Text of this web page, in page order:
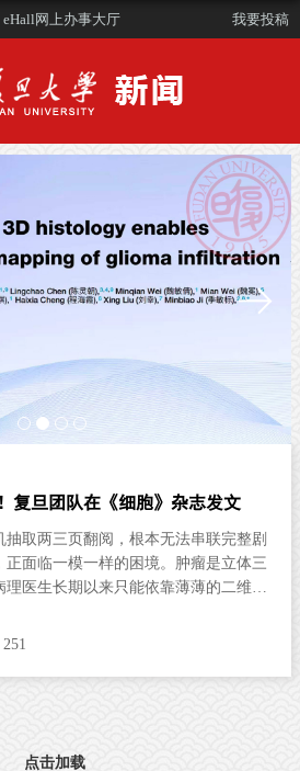
eHall网上办事大厅 我要投稿
复旦团队在《细胞》杂志发文
取两三页翻阅，根本无法串联完整剧
面临一模一样的困境。肿瘤是立体三
医生长期以来只能依靠薄薄的二维切
一平面切片极易遗漏关键病变区域，
，在国际学术期刊《细胞》（Cell）
，推出全新超快速三维病理技术平
251
点击加载